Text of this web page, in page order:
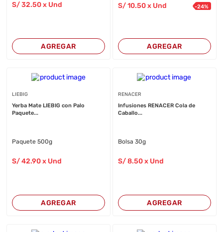
S/32.50 x Und
AGREGAR
S/10.50x Und -24%
AGREGAR
LIEBIG
Yerba Mate LIEBIG con Palo
Paquete...
Paquete 500g
S/42.90 x Und
AGREGAR
RENACER
Infusiones RENACER Cola de
Caballo...
Bolsa 30g
S/8.50x Und
AGREGAR